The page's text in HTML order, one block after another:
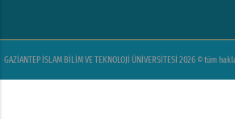
GAZİANTEP İSLAM BİLİM VE TEKNOLOJİ ÜNİVERSİTESİ 2026 © tüm